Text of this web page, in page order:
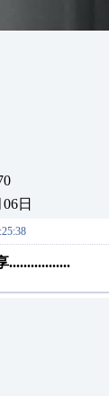
日
.................